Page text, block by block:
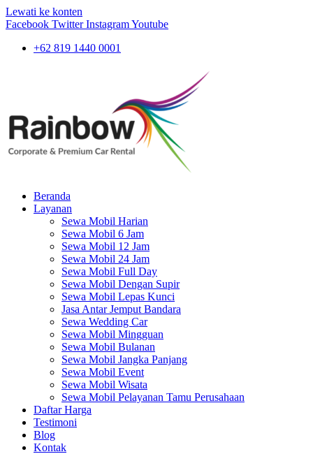
Lewati ke konten
Facebook Twitter InstagramYoutube
+62 819 1440 0001
Beranda
Layanan
Sewa Mobil Harian
Sewa Mobil 6 Jam
Sewa Mobil 12 Jam
Sewa Mobil 24 Jam
Sewa Mobil Full Day
Sewa Mobil Dengan Supir
Sewa Mobil Lepas Kunci
Jasa Antar Jemput Bandara
Sewa Wedding Car
Sewa Mobil Mingguan
Sewa Mobil Bulanan
Sewa Mobil Jangka Panjang
Sewa Mobil Event
Sewa Mobil Wisata
Sewa Mobil Pelayanan Tamu Perusahaan
Daftar Harga
Testimoni
Blog
Kontak